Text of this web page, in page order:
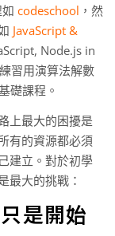
codeschool ，然
JavaScript &
Node.js in
習用演算法解數
礎課程。
上最大的困擾是
有的資源都必須
建立。對於初學
最大的挑戰：
是開始